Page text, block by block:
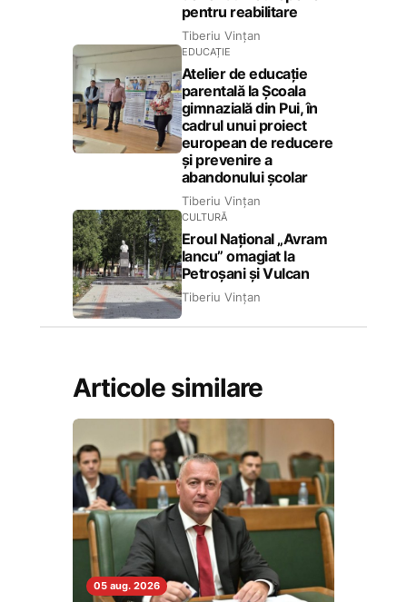
pentru reabilitare
Tiberiu Vințan
EDUCAȚIE
Atelier de educație
parentală la Școala
gimnazială din Pui, în
cadrul unui proiect
european de reducere
și prevenire a
abandonului școlar
Tiberiu Vințan
CULTURĂ
Eroul Național „Avram
Iancu” omagiat la
Petroșani și Vulcan
Tiberiu Vințan
Articole similare
05 aug. 2026